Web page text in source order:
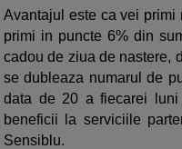
Avantajul este ca vei primi
primi in puncte 6% din
cadou de ziua de nastere,
se dubleaza numarul de
data de 20 a fiecarei
beneficii la serviciile
Sensiblu.